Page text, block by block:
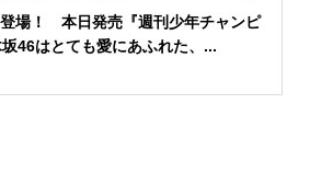
場！ 本日発売『週刊少年チャンピ
46はとても愛にあふれた、...